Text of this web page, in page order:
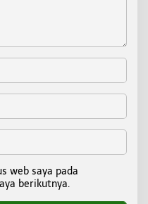
web saya pada
berikutnya.